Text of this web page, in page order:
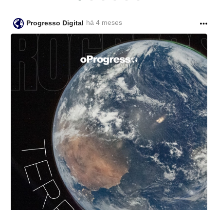
Progresso Digital há 4 meses